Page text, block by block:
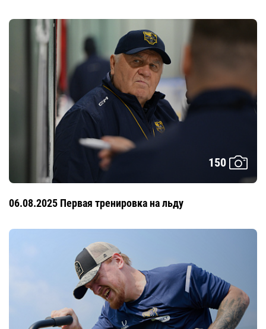
150
06.08.2025 Первая тренировка на льду